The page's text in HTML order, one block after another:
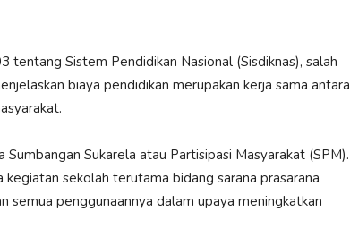
tentang Sistem Pendidikan Nasional (Sisdiknas), salah
biaya pendidikan merupakan kerja sama antara
Sukarela atau Partisipasi Masyarakat (SPM).
sekolah terutama bidang sarana prasarana
semua penggunaannya dalam upaya meningkatkan